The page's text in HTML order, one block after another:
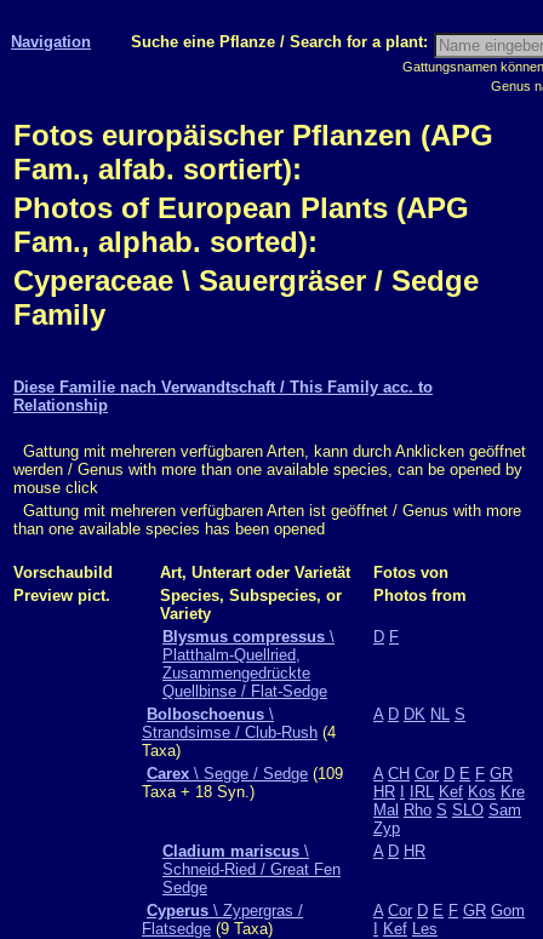
Navigation Suche eine Pflanze / Search for a plant:
Gattungsnamen
Genus
Fotos europäischer Pflanzen (APG
Fam., alfab. sortiert):
Photos of European Plants (APG
Fam., alphab. sorted):
Cyperaceae \ Sauergräser / Sedge
Family
Diese Familie nach Verwandtschaft / This Family acc. to
Relationship
Gattung mit mehreren verfügbaren Arten, kann durch Anklicken geöffnet
werden / Genus with more than one available species, can be opened by
mouse click
Gattung mit mehreren verfügbaren Arten ist geöffnet / Genus with more
than one available species has been opened
Vorschaubild Art, Unterart oder Varietät
Fotos von
Preview pict.
Species, Subspecies, or
Variety
Photos from
Blysmus compressus \
Platthalm-Quellried,
Zusammengedrückte
Quellbinse / Flat-Sedge
D F
Bolboschoenus \
Strandsimse / Club-Rush (4
Taxa)
A D DK NL S
Carex \ Segge / Sedge (109
Taxa + 18 Syn.)
A CH Cor D E F GR
HR
IRL Kef Kos Kre
Mal Rho S SLO Sam
Zyp
Cladium mariscus \
Schneid-Ried / Great Fen
Sedge
A D HR
Cyperus \ Zypergras /
Flatsedge (9 Taxa)
A Cor D E F GR Gom
Kef Les